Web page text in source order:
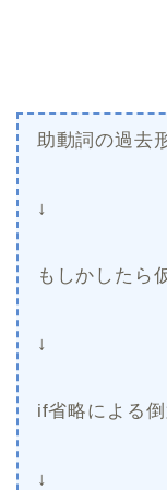
助動詞の過去
↓
もしかしたら
↓
if省略による
↓